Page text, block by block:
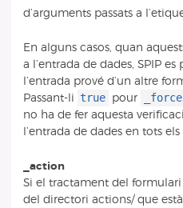
d’arguments passats a
En alguns casos, quan
a l’entrada de dades, SPIP
l’entrada prové d’un altre
Passant-li true pour
no ha de fer aquesta
l’entrada de dades en tots els
_action
Si el tractament del
del directori actions/ que